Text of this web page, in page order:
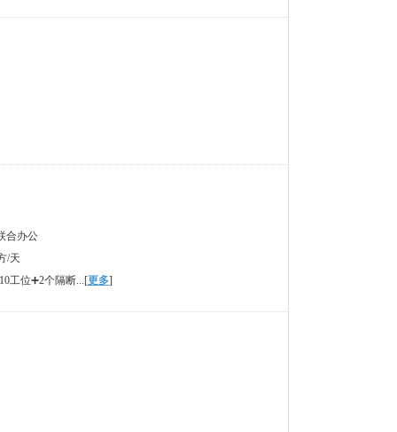
合办公
/天
工位➕2个隔断...[更多]